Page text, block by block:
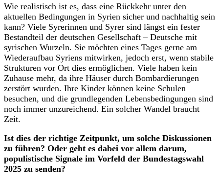
Wie realistisch ist es, dass eine Rückkehr unter den
aktuellen Bedingungen in Syrien sicher und nachhaltig sein
kann? Viele Syrerinnen und Syrer sind längst ein fester
Bestandteil der deutschen Gesellschaft – Deutsche mit
syrischen Wurzeln. Sie möchten eines Tages gerne am
Wiederaufbau Syriens mitwirken, jedoch erst, wenn stabile
Strukturen vor Ort dies ermöglichen. Viele haben kein
Zuhause mehr, da ihre Häuser durch Bombardierungen
zerstört wurden. Ihre Kinder können keine Schulen
besuchen, und die grundlegenden Lebensbedingungen sind
noch immer unzureichend. Ein solcher Wandel braucht
Zeit.
Ist dies der richtige Zeitpunkt, um solche Diskussionen
zu führen? Oder geht es dabei vor allem darum,
populistische Signale im Vorfeld der Bundestagswahl
2025 zu senden?